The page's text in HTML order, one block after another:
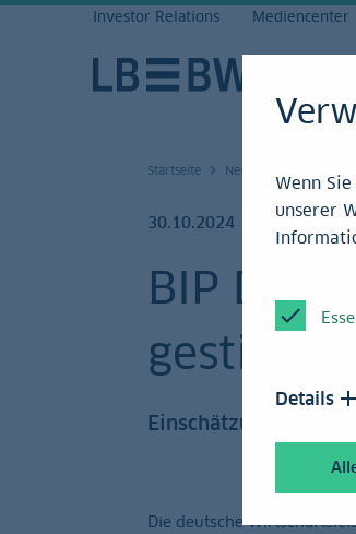
Investor Relations Mediencenter
Startseite News und Service
30.10.2024
BIP
gestiegen
Einschätzung
Die deutsche
Wenn
unserer
Details